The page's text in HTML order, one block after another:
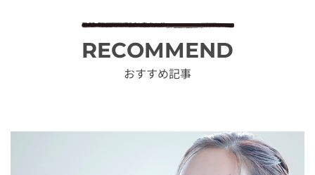
RECOMMEND
おすすめ記事